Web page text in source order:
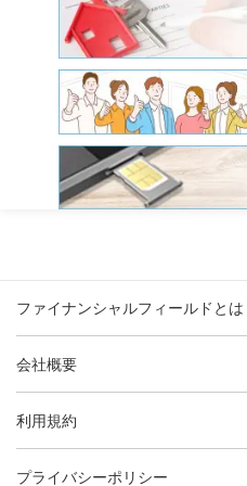
ファイナンシャルフィールドとは
会社概要
利用規約
プライバシーポリシー